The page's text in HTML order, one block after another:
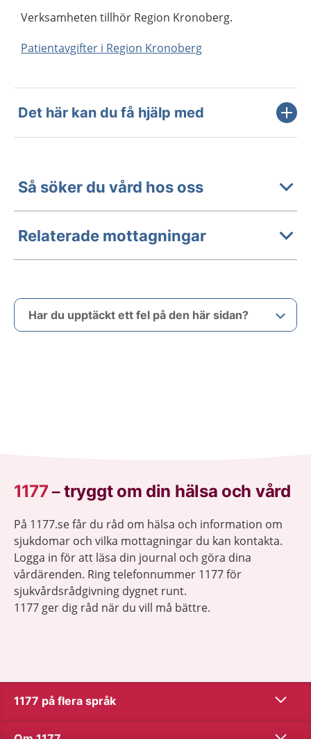
Verksamheten tillhör Region Kronoberg.
Patientavgifter i Region Kronoberg
Det här kan du få hjälp med
Så söker du vård hos oss
Relaterade mottagningar
Har du upptäckt ett fel på den här sidan?
1177–tryggt om din hälsa och vård
På 1177.se får du råd om hälsa och information om
sjukdomar och vilka mottagningar du kan kontakta.
Logga in för att läsa din journal och göra dina
vårdärenden. Ring telefonnummer 1177 för
sjukvårdsrådgivning dygnet runt.
1177 ger dig råd när du vill må bättre.
1177 på flera språk Visa
Visa